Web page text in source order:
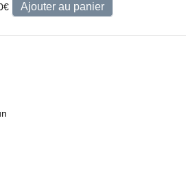
€ Ajouter au panier